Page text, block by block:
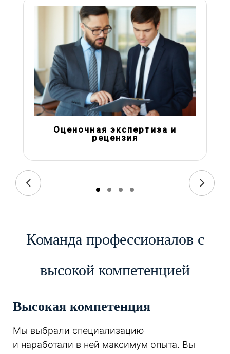
Оценочная экспертиза и
рецензия
Команда профессионалов с
высокой компетенцией
Высокая компетенция
Мы выбрали специализацию
и наработали в ней максимум опыта. Вы